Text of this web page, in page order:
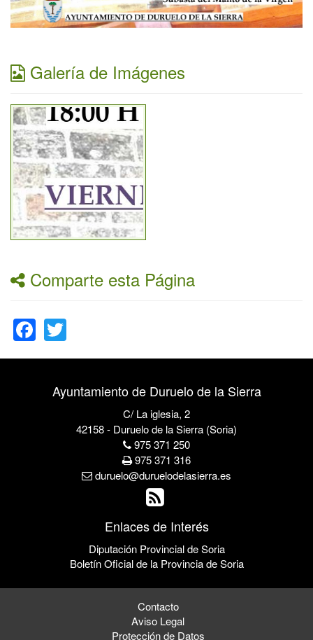
Galería de Imágenes
Comparte esta Página
Facebook
Ayuntamiento de Duruelo de la Sierra
C/ La iglesia, 2
42158 - Duruelo de la Sierra (Soria)
975 371 250
975 371 316
duruelo@duruelodelasierra.es
Enlaces de Interés
Diputación Provincial de Soria
Boletín Oficial de la Provincia de Soria
Contacto
Aviso Legal
Protección de Datos